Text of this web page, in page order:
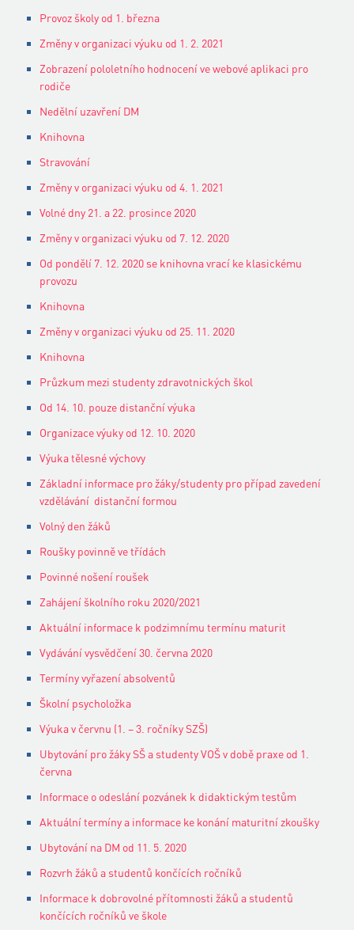
Provoz školy od 1. března
Změny v organizaci výuku od 1. 2. 2021
Zobrazení pololetního hodnocení ve webové aplikaci pro
rodiče
Nedělní uzavření DM
Knihovna
Stravování
Změny v organizaci výuku od 4. 1. 2021
Volné dny 21. a 22. prosince 2020
Změny v organizaci výuku od 7. 12. 2020
Od pondělí 7. 12. 2020 se knihovna vrací ke klasickému
provozu
Knihovna
Změny v organizaci výuku od 25. 11. 2020
Knihovna
Průzkum mezi studenty zdravotnických škol
Od 14. 10. pouze distanční výuka
Organizace výuky od 12. 10. 2020
Výuka tělesné výchovy
Základní informace pro žáky/studenty pro případ zavedení
vzdělávání distanční formou
Volný den žáků
Roušky povinně ve třídách
Povinné nošení roušek
Zahájení školního roku 2020/2021
Aktuální informace k podzimnímu termínu maturit
Vydávání vysvědčení 30. června 2020
Termíny vyřazení absolventů
Školní psycholožka
Výuka v červnu (1. – 3. ročníky SZŠ)
Ubytování pro žáky SŠ a studenty VOŠ v době praxe od 1.
června
Informace o odeslání pozvánek k didaktickým testům
Aktuální termíny a informace ke konání maturitní zkoušky
Ubytování na DM od 11. 5. 2020
Rozvrh žáků a studentů končících ročníků
Informace k dobrovolné přítomnosti žáků a studentů
končících ročníků ve škole